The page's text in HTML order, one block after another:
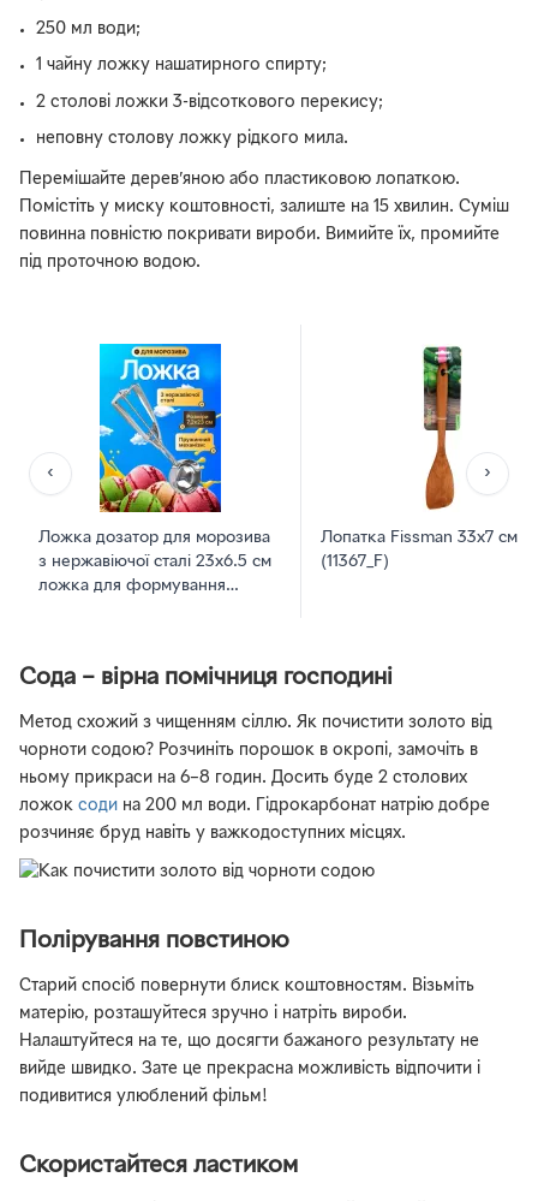
250 мл води;
1 чайну ложку нашатирного спирту;
2 столові ложки 3-відсоткового перекису;
неповну столову ложку рідкого мила.
Перемішайте дерев’яною або пластиковою лопаткою.
Помістіть у миску коштовності, залиште на 15 хвилин. Суміш
повинна повністю покривати вироби. Вимийте їх, промийте
під проточною водою.
‹
Ложка дозатор для морозива
з нержавіючої сталі 23х6.5 см
ложка для формування
Лопатка Fissman 33х7 см
(11367_F)
›
Сода – вірна помічниця господині
Метод схожий з чищенням сіллю. Як почистити золото від
чорноти содою? Розчиніть порошок в окропі, замочіть в
ньому прикраси на 6–8 годин. Досить буде 2 столових
ложок соди на 200 мл води. Гідрокарбонат натрію добре
розчиняє бруд навіть у важкодоступних місцях.
Полірування повстиною
Старий спосіб повернути блиск коштовностям. Візьміть
матерію, розташуйтеся зручно і натріть вироби.
Налаштуйтеся на те, що досягти бажаного результату не
вийде швидко. Зате це прекрасна можливість відпочити і
подивитися улюблений фільм!
Скористайтеся ластиком